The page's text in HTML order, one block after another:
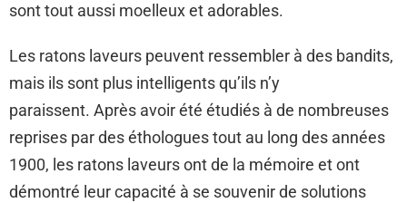
sont tout aussi moelleux et adorables.
Les ratons laveurs peuvent ressembler à des bandits,
mais ils sont plus intelligents qu’ils n’y
paraissent. Après avoir été étudiés à de nombreuses
reprises par des éthologues tout au long des années
1900, les ratons laveurs ont de la mémoire et ont
démontré leur capacité à se souvenir de solutions